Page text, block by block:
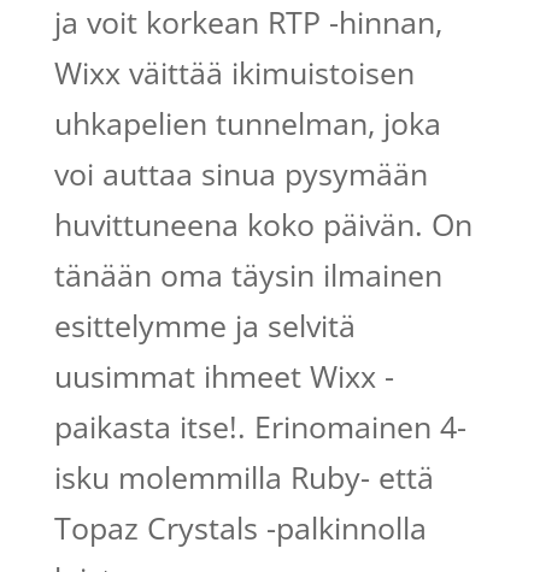
ja voit korkean RTP -hinnan,
Wixx väittää ikimuistoisen
uhkapelien tunnelman, joka
voi auttaa sinua pysymään
huvittuneena koko päivän. On
tänään oma täysin ilmainen
esittelymme ja selvitä
uusimmat ihmeet Wixx -
paikasta itse!. Erinomainen 4-
isku molemmilla Ruby- että
Topaz Crystals -palkinnolla